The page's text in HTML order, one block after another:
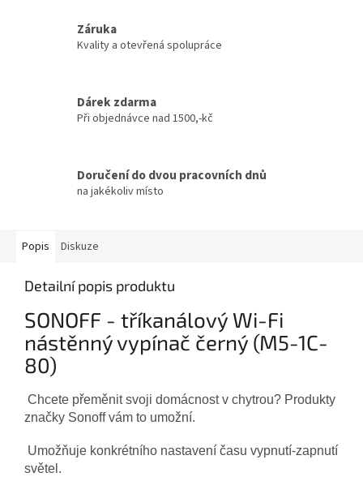
Záruka
Kvality a otevřená spolupráce
Dárek zdarma
Při objednávce nad 1500,-kč
Doručení do dvou pracovních dnů
na jakékoliv místo
Popis Diskuze
Detailní popis produktu
SONOFF - tříkanálový Wi-Fi
nástěnný vypínač černý (M5-1C-
80)
Chcete přeměnit svoji domácnost v chytrou? Produkty
značky Sonoff vám to umožní.
Umožňuje konkrétního nastavení času vypnutí-zapnutí
světel.